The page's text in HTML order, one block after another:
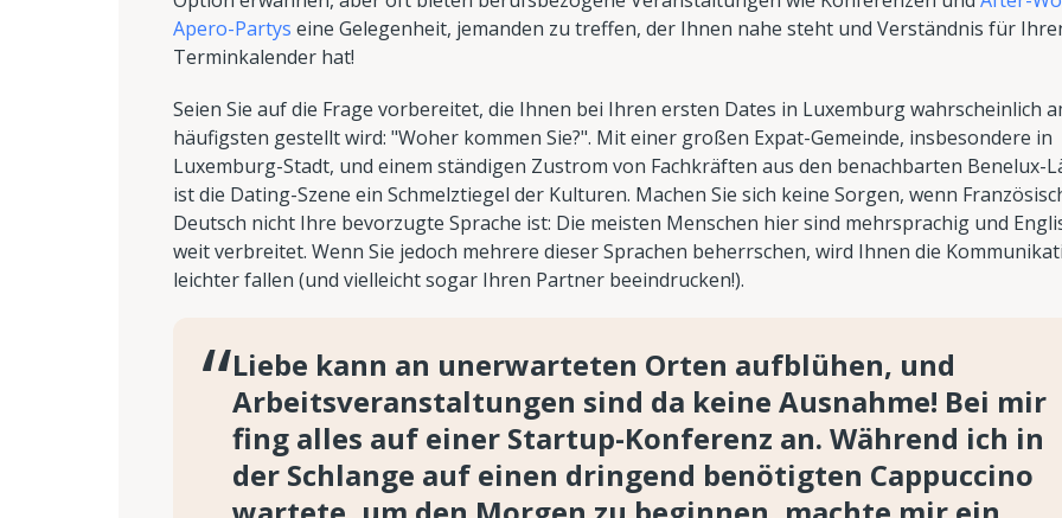
Apero-Partys eine Gelegenheit, jemanden zu treffen, der Ihnen nahe steht und Verständnis für
Terminkalender hat!
Seien Sie auf die Frage vorbereitet, die Ihnen bei Ihren ersten Dates in Luxemburg wahrscheinlich
häufigsten gestellt wird: "Woher kommen Sie?". Mit einer großen Expat-Gemeinde, insbesondere in
Luxemburg-Stadt, und einem ständigen Zustrom von Fachkräften aus den benachbarten Benelux-
ist die Dating-Szene ein Schmelztiegel der Kulturen. Machen Sie sich keine Sorgen, wenn
Deutsch nicht Ihre bevorzugte Sprache ist: Die meisten Menschen hier sind mehrsprachig und
weit verbreitet. Wenn Sie jedoch mehrere dieser Sprachen beherrschen, wird Ihnen die
leichter fallen (und vielleicht sogar Ihren Partner beeindrucken!).
Liebe kann an unerwarteten Orten aufblühen, und
Arbeitsveranstaltungen sind da keine Ausnahme! Bei mir
fing alles auf einer Startup-Konferenz an. Während ich in
der Schlange auf einen dringend benötigten Cappuccino